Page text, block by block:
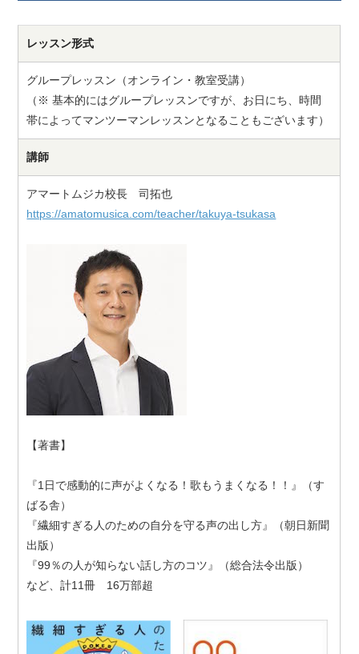
レッスン形式
グループレッスン（オンライン・教室受講）
（※ 基本的にはグループレッスンですが、お日にち、時間
帯によってマンツーマンレッスンとなることもございます）
講師
アマートムジカ校長 司拓也
https://amatomusica.com/teacher/takuya-tsukasa
【著書】
『1日で感動的に声がよくなる！歌もうまくなる！！』（す
ばる舎）
『繊細すぎる人のための自分を守る声の出し方』（朝日新聞
出版）
『99％の人が知らない話し方のコツ』（総合法令出版）
など、計11冊 16万部超